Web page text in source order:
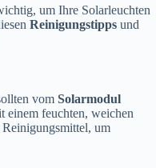
um Ihre Solarleuchten
Reinigungstipps und
vom Solarmodul
einem feuchten, weichen
um